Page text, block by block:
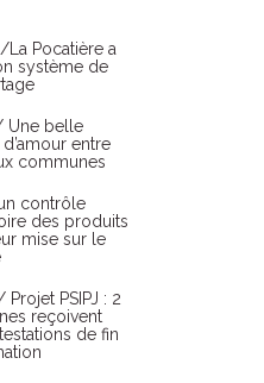
La Pocatière a
système de
Une belle
entre
communes
contrôle
des produits
mise sur le
PSIPJ : 2
reçoivent
de fin